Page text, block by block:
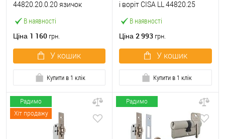
В наявності
44820.20.0.20 язичок
нержавіюча сталь
Ціна 1 160 грн.
У кошик
Купити в 1 клік
В наявності
і воріт CISA LL 44820.25
C2000 60 мм та ручками
Ціна 2 993 грн.
У кошик
Купити в 1 клік
Радимо
Хіт продажу
Радимо